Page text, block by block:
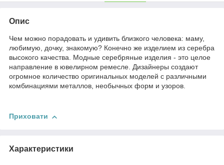
Опис
Чем можно порадовать и удивить близкого человека: маму,
любимую, дочку, знакомую? Конечно же изделием из серебра
высокого качества. Модные серебряные изделия - это целое
направление в ювелирном ремесле. Дизайнеры создают
огромное количество оригинальных моделей с различными
комбинациями металлов, необычных форм и узоров.
Приховати
Характеристики